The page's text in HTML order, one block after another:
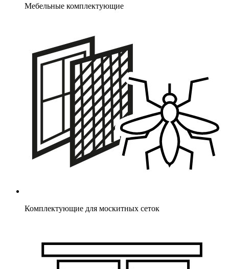
Мебельные комплектующие
Комплектующие для москитных сеток